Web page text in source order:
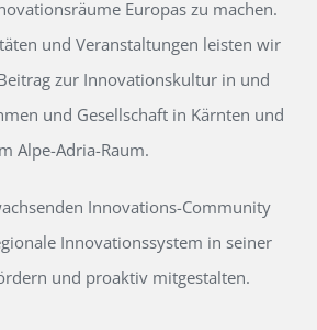
Europas zu machen.
und Veranstaltungen leisten wir
zur Innovationskultur in und
und Gesellschaft in Kärnten und
Alpe-Adria-Raum.
Innovations-Community
Innovationssystem in seiner
und proaktiv mitgestalten.